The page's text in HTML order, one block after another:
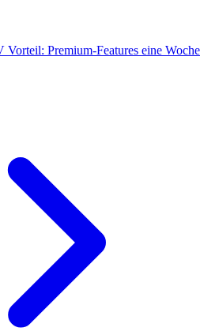
Premium-Features eine Woche